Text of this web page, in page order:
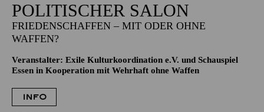
POLITISCHER SALON
FRIEDENSCHAFFEN – MIT ODER OHNE
WAFFEN?
Veranstalter: Exile Kulturkoordination e.V. und Schauspiel
Essen in Kooperation mit Wehrhaft ohne Waffen
INFO